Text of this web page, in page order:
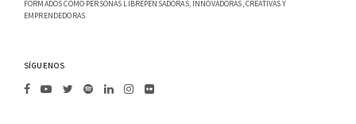
FORMADOS COMO PERSONAS LIBREPENSADORAS, INNOVADORAS, CREATIVAS Y
EMPRENDEDORAS.
SÍGUENOS